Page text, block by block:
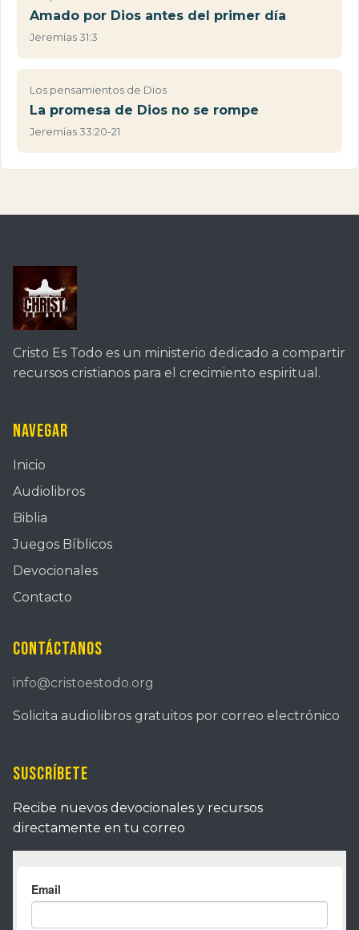
Amado por Dios antes del primer día
Jeremías 31:3
Los pensamientos de Dios
La promesa de Dios no se rompe
Jeremías 33:20-21
Cristo Es Todo es un ministerio dedicado a compartir
recursos cristianos para el crecimiento espiritual.
Navegar
Inicio
Audiolibros
Biblia
Juegos Bíblicos
Devocionales
Contacto
Contáctanos
info@cristoestodo.org
Solicita audiolibros gratuitos por correo electrónico
Suscríbete
Recibe nuevos devocionales y recursos
directamente en tu correo